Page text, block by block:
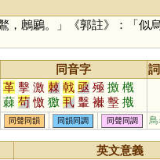
，鶶鷵。」《郭註》：「似
同音字
革 擊 激 棘 戟 亟 殛 撽 橶
蕀 茍 憿 獥 丮 轚 襋 墼 撠
同聲同韻 同韻同調 同聲同調 鳥
英文意義